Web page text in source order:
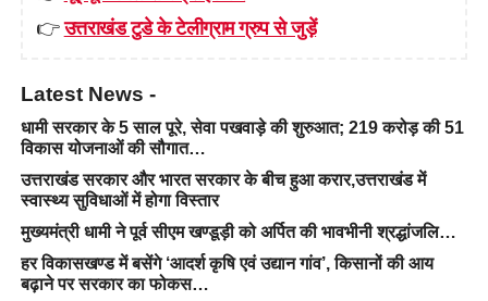
👉उत्तराखंड टुडे के टेलीग्राम ग्रुप से जुड़ें
Latest News -
धामी सरकार के 5 साल पूरे, सेवा पखवाड़े की शुरुआत; 219 करोड़ की 51
विकास योजनाओं की सौगात…
उत्तराखंड सरकार और भारत सरकार के बीच हुआ करार,उत्तराखंड में
स्वास्थ्य सुविधाओं में होगा विस्तार
मुख्यमंत्री धामी ने पूर्व सीएम खण्डूड़ी को अर्पित की भावभीनी श्रद्धांजलि…
हर विकासखण्ड में बसेंगे ‘आदर्श कृषि एवं उद्यान गांव’, किसानों की आय
बढ़ाने पर सरकार का फोकस…